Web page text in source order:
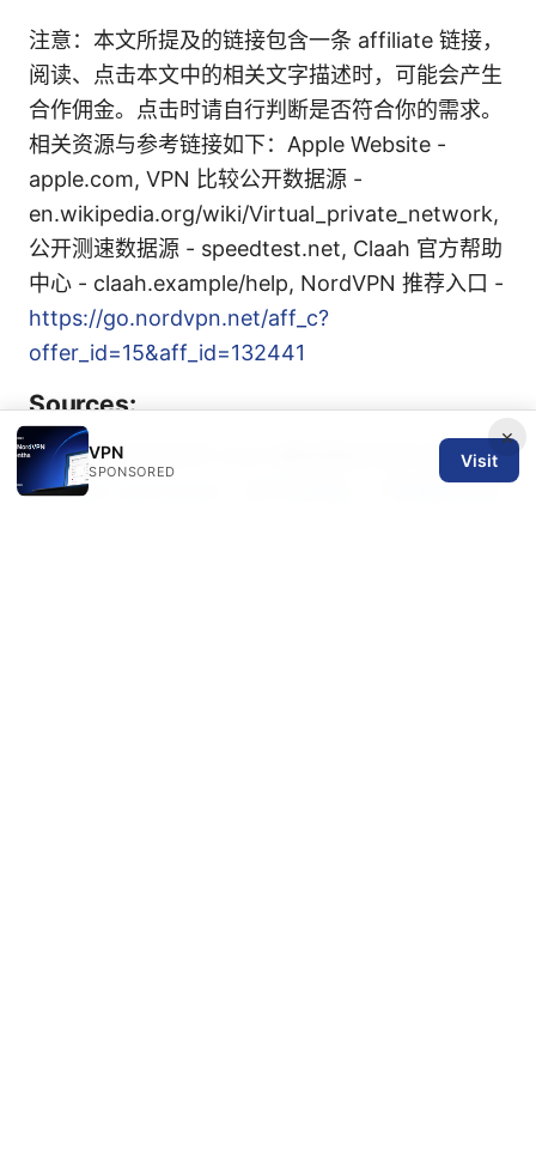
注意：本文所提及的链接包含一条 affiliate 链接，
阅读、点击本文中的相关文字描述时，可能会产生
合作佣金。点击时请自行判断是否符合你的需求。
相关资源与参考链接如下：Apple Website -
apple.com, VPN 比较公开数据源 -
en.wikipedia.org/wiki/Virtual_private_network,
公开测速数据源 - speedtest.net, Claah 官方帮助
中心 - claah.example/help, NordVPN 推荐入口 -
https://go.nordvpn.net/aff_c?
offer_id=15&aff_id=132441
Sources:
Esim 适用手机型号 2025 最新兼容列表与选购指
南Clash download：全方位指南、下载渠道与使
×
VPN
SPONSORED
Visit